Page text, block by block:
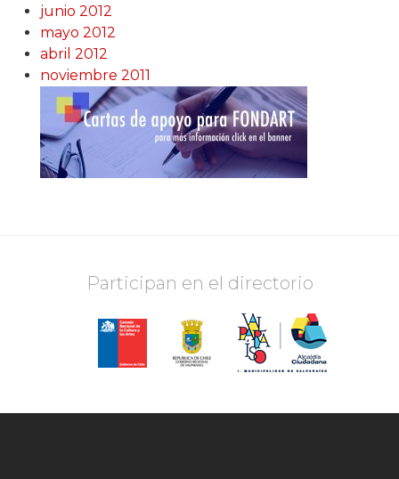
junio 2012
mayo 2012
abril 2012
noviembre 2011
Participan en el directorio